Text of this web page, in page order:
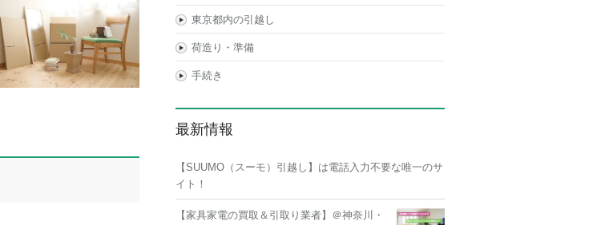
東京都内の引越し
荷造り・準備
手続き
最新情報
【SUUMO（スーモ）引越し】は電話入力不要な唯一のサ
イト！
【家具家電の買取＆引取り業者】＠神奈川・